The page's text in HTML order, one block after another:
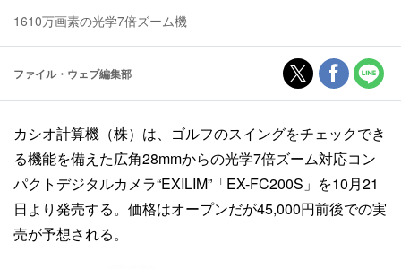
1610万画素の光学7倍ズーム機
ファイル・ウェブ編集部
カシオ計算機（株）は、ゴルフのスイングをチェックでき
る機能を備えた広角28mmからの光学7倍ズーム対応コン
パクトデジタルカメラ“EXILIM”「EX-FC200S」を10月21
日より発売する。価格はオープンだが45,000円前後での実
売が予想される。